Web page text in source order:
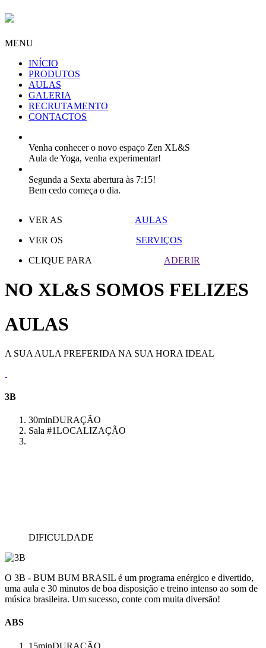
MENU
INÍCIO
PRODUTOS
AULAS
GALERIA
RECRUTAMENTO
CONTACTOS
Venha conhecer o novo espaço Zen XL&S
Aula de Yoga, venha experimentar!
Segunda a Sexta abertura às 7:15!
Bem cedo começa o dia.
VER AS
AULAS
VER OS
SERVIÇOS
CLIQUE PARA
ADERIR
NO XL&S SOMOS FELIZES
AULAS
A SUA AULA PREFERIDA NA SUA HORA IDEAL
3B
30minDURAÇÃO
Sala #1LOCALIZAÇÃO
DIFICULDADE
O 3B - BUM BUM BRASIL é um programa enérgico e divertido,
uma aula e 30 minutos de boa disposição e treino intenso ao som de
música brasileira. Um sucesso, conte com muita diversão!
ABS
15minDURAÇÃO